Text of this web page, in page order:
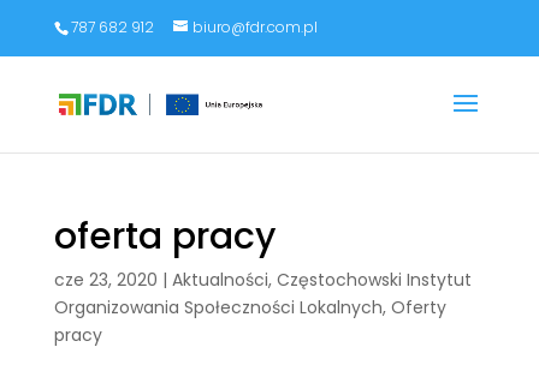
787 682 912 biuro@fdr.com.pl
oferta pracy
cze 23, 2020 | Aktualności, Częstochowski Instytut
Organizowania Społeczności Lokalnych, Oferty
pracy